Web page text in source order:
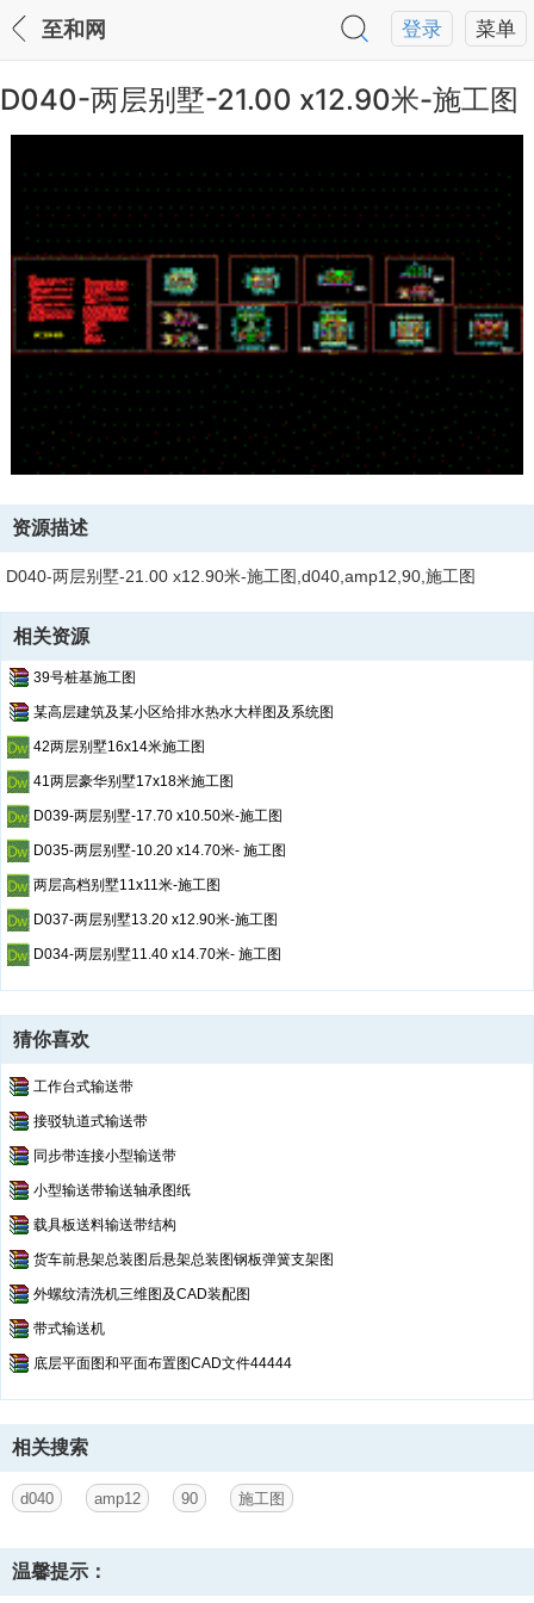
菜单
登录
至和网
D040-两层别墅-21.00 x12.90米-施工图
资源描述
D040-两层别墅-21.00 x12.90米-施工图,d040,amp12,90,施工图
相关资源
39号桩基施工图
某高层建筑及某小区给排水热水大样图及系统图
42两层别墅16x14米施工图
41两层豪华别墅17x18米施工图
D039-两层别墅-17.70 x10.50米-施工图
D035-两层别墅-10.20 x14.70米- 施工图
两层高档别墅11x11米-施工图
D037-两层别墅13.20 x12.90米-施工图
D034-两层别墅11.40 x14.70米- 施工图
猜你喜欢
工作台式输送带
接驳轨道式输送带
同步带连接小型输送带
小型输送带输送轴承图纸
载具板送料输送带结构
货车前悬架总装图后悬架总装图钢板弹簧支架图
外螺纹清洗机三维图及CAD装配图
带式输送机
底层平面图和平面布置图CAD文件44444
相关搜索
d040 amp12 90 施工图
温馨提示：